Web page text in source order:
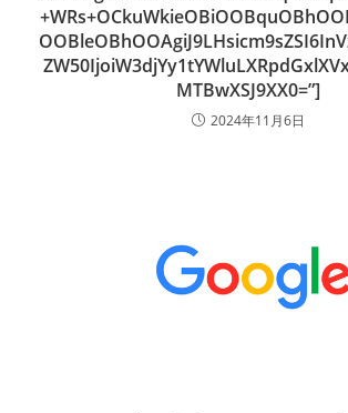
2024年11月6日